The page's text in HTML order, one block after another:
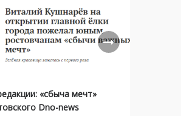
«сбыча мечт»
Dno-news